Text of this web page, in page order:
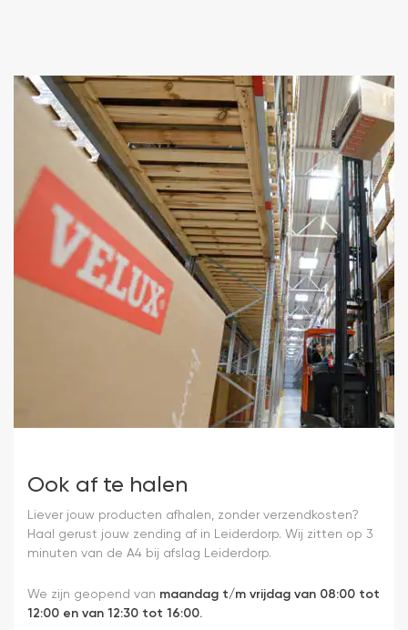
Ook af te halen
Liever jouw producten afhalen, zonder verzendkosten?
Haal gerust jouw zending af in Leiderdorp. Wij zitten op 3
minuten van de A4 bij afslag Leiderdorp.
We zijn geopend van maandag t/m vrijdag van 08:00 tot
12:00 en van 12:30 tot 16:00.